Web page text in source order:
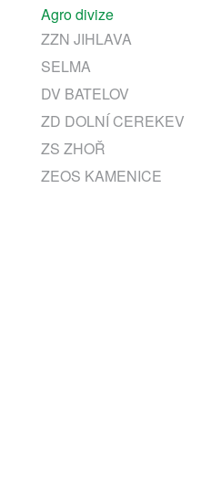
Agro divize
ZZN JIHLAVA
SELMA
DV BATELOV
ZD DOLNÍ CEREKEV
ZS ZHOŘ
ZEOS KAMENICE